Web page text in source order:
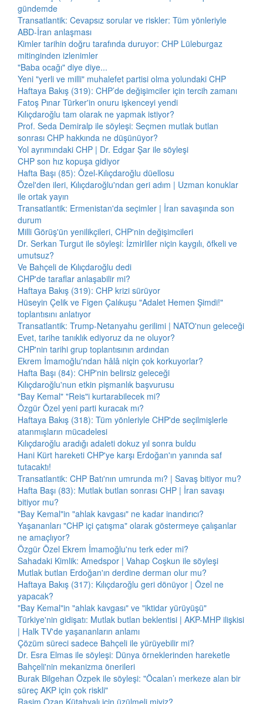
gündemde
Transatlantik: Cevapsız sorular ve riskler: Tüm yönleriyle
ABD-İran anlaşması
Kimler tarihin doğru tarafında duruyor: CHP Lüleburgaz
mitinginden izlenimler
"Baba ocağı" diye diye...
Yeni "yerli ve milli" muhalefet partisi olma yolundaki CHP
Haftaya Bakış (319): CHP’de değişimciler için tercih zamanı
Fatoş Pınar Türker'in onuru işkenceyi yendi
Kılıçdaroğlu tam olarak ne yapmak istiyor?
Prof. Seda Demiralp ile söyleşi: Seçmen mutlak butlan
sonrası CHP hakkında ne düşünüyor?
Yol ayrımındaki CHP | Dr. Edgar Şar ile söyleşi
CHP son hız kopuşa gidiyor
Hafta Başı (85): Özel-Kılıçdaroğlu düellosu
Özel'den ileri, Kılıçdaroğlu'ndan geri adım | Uzman konuklar
ile ortak yayın
Transatlantik: Ermenistan'da seçimler | İran savaşında son
durum
Milli Görüş'ün yenilikçileri, CHP'nin değişimcileri
Dr. Serkan Turgut ile söyleşi: İzmirliler niçin kaygılı, öfkeli ve
umutsuz?
Ve Bahçeli de Kılıçdaroğlu dedi
CHP'de taraflar anlaşabilir mi?
Haftaya Bakış (319): CHP krizi sürüyor
Hüseyin Çelik ve Figen Çalıkuşu "Adalet Hemen Şimdi!"
toplantısını anlatıyor
Transatlantik: Trump-Netanyahu gerilimi | NATO'nun geleceği
Evet, tarihe tanıklık ediyoruz da ne oluyor?
CHP'nin tarihi grup toplantısının ardından
Ekrem İmamoğlu'ndan hâlâ niçin çok korkuyorlar?
Hafta Başı (84): CHP'nin belirsiz geleceği
Kılıçdaroğlu'nun etkin pişmanlık başvurusu
"Bay Kemal" "Reis"i kurtarabilecek mi?
Özgür Özel yeni parti kuracak mı?
Haftaya Bakış (318): Tüm yönleriyle CHP'de seçilmişlerle
atanmışların mücadelesi
Kılıçdaroğlu aradığı adaleti dokuz yıl sonra buldu
Hani Kürt hareketi CHP'ye karşı Erdoğan'ın yanında saf
tutacaktı!
Transatlantik: CHP Batı'nın umrunda mı? | Savaş bitiyor mu?
Hafta Başı (83): Mutlak butlan sonrası CHP | İran savaşı
bitiyor mu?
"Bay Kemal"in "ahlak kavgası" ne kadar inandırıcı?
Yaşananları "CHP içi çatışma" olarak göstermeye çalışanlar
ne amaçlıyor?
Özgür Özel Ekrem İmamoğlu'nu terk eder mi?
Sahadaki Kimlik: Amedspor | Vahap Coşkun ile söyleşi
Mutlak butlan Erdoğan'ın derdine derman olur mu?
Haftaya Bakış (317): Kılıçdaroğlu geri dönüyor | Özel ne
yapacak?
"Bay Kemal"in "ahlak kavgası" ve "iktidar yürüyüşü"
Türkiye'nin gidişatı: Mutlak butlan beklentisi | AKP-MHP ilişkisi
| Halk TV'de yaşananların anlamı
Çözüm süreci sadece Bahçeli ile yürüyebilir mi?
Dr. Esra Elmas ile söyleşi: Dünya örneklerinden hareketle
Bahçeli'nin mekanizma önerileri
Burak Bilgehan Özpek ile söyleşi: "Öcalan’ı merkeze alan bir
süreç AKP için çok riskli"
Rasim Ozan Kütahyalı için üzülmeli miyiz?